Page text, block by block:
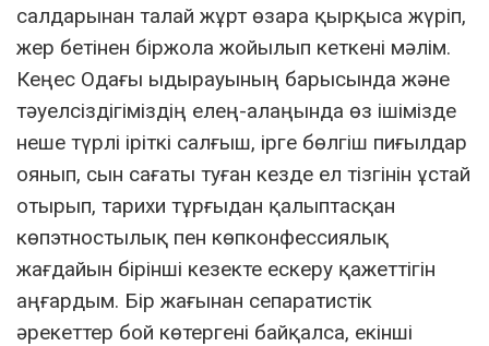
салдарынан талай жұрт өзара қырқыса жүріп,
жер бетінен біржола жойылып кеткені мәлім.
Кеңес Одағы ыдырауының барысында және
тәуелсіздігіміздің елең-алаңында өз ішімізде
неше түрлі іріткі салғыш, ірге бөлгіш пиғылдар
оянып, сын сағаты туған кезде ел тізгінін ұстай
отырып, тарихи тұрғыдан қалыптасқан
көпэтностылық пен көпконфессиялық
жағдайын бірінші кезекте ескеру қажеттігін
аңғардым. Бір жағынан сепаратистік
әрекеттер бой көтергені байқалса, екінші